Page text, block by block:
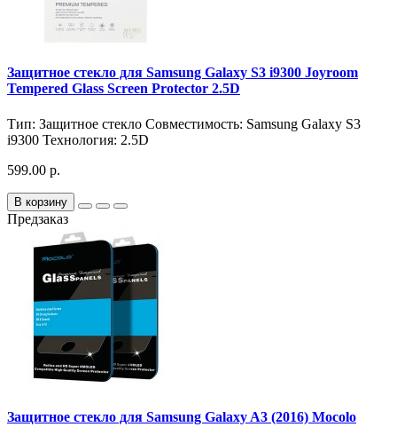
Защитное стекло для Samsung Galaxy S3 i9300 Joyroom
Tempered Glass Screen Protector 2.5D
Тип: Защитное стекло Совместимость: Samsung Galaxy S3
i9300 Технология: 2.5D
599.00 р.
В корзину
Предзаказ
Защитное стекло для Samsung Galaxy A3 (2016) Mocolo